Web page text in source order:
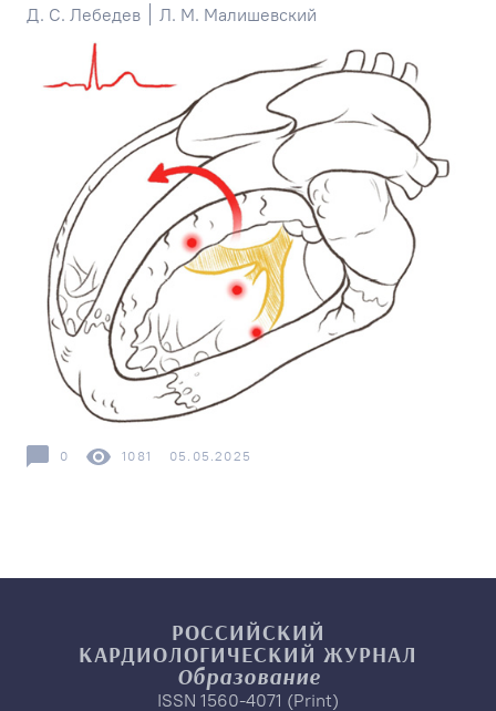
Д. С. Лебедев
Л. М. Малишевский
0 1081 05.05.2025
РОССИЙСКИЙ
КАРДИОЛОГИЧЕСКИЙ ЖУРНАЛ
Образование
ISSN 1560-4071 (Print)